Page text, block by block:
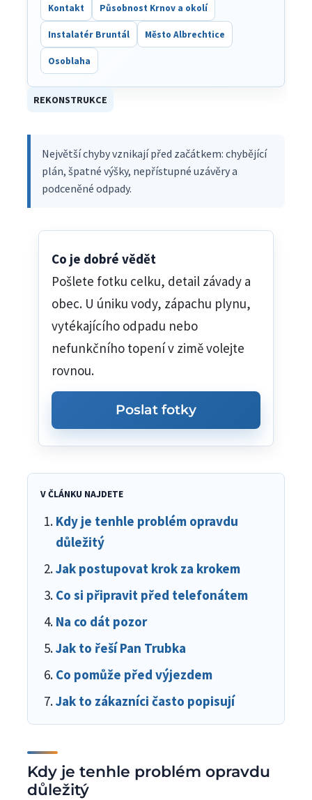
Kontakt Působnost Krnov a okolí
Instalatér Bruntál Město Albrechtice
Osoblaha
REKONSTRUKCE
Největší chyby vznikají před začátkem: chybějící
plán, špatné výšky, nepřístupné uzávěry a
podceněné odpady.
Co je dobré vědět
Pošlete fotku celku, detail závady a
obec. U úniku vody, zápachu plynu,
vytékajícího odpadu nebo
nefunkčního topení v zimě volejte
rovnou.
Poslat fotky
V ČLÁNKU NAJDETE
Kdy je tenhle problém opravdu
důležitý
Jak postupovat krok za krokem
Co si připravit před telefonátem
Na co dát pozor
Jak to řeší Pan Trubka
Co pomůže před výjezdem
Jak to zákazníci často popisují
Kdy je tenhle problém opravdu
důležitý